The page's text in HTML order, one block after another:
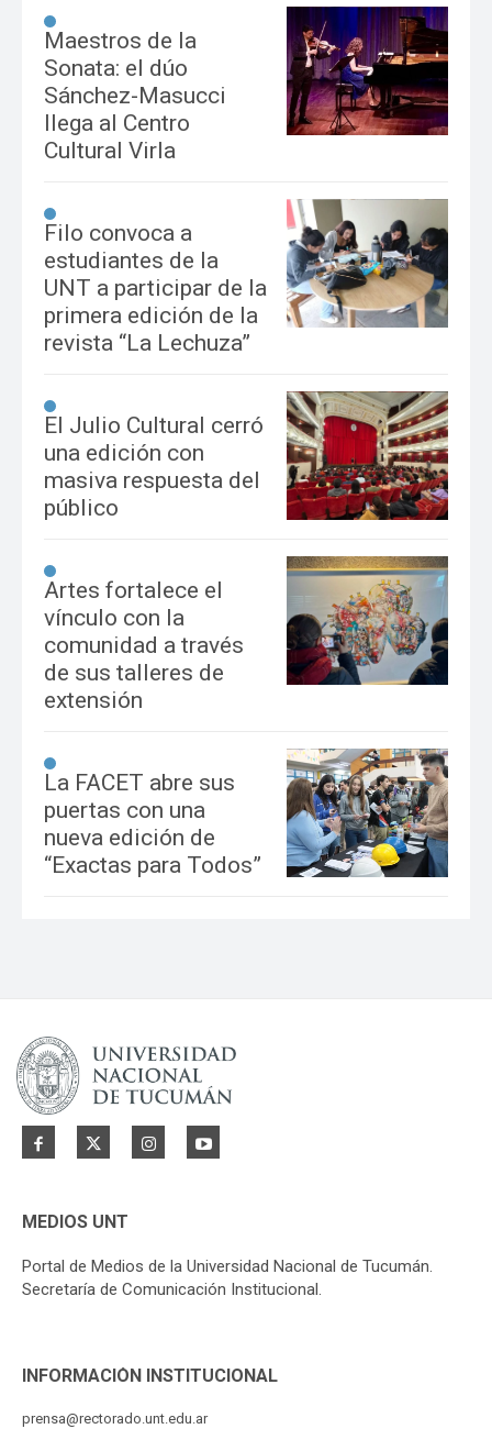
Maestros de la
Sonata: el dúo
Sánchez-Masucci
llega al Centro
Cultural Virla
Filo convoca a
estudiantes de la
UNT a participar de la
primera edición de la
revista “La Lechuza”
El Julio Cultural cerró
una edición con
masiva respuesta del
público
Artes fortalece el
vínculo con la
comunidad a través
de sus talleres de
extensión
La FACET abre sus
puertas con una
nueva edición de
“Exactas para Todos”
MEDIOS UNT
Portal de Medios de la Universidad Nacional de Tucumán.
Secretaría de Comunicación Institucional.
INFORMACIÓN INSTITUCIONAL
prensa@rectorado.unt.edu.ar